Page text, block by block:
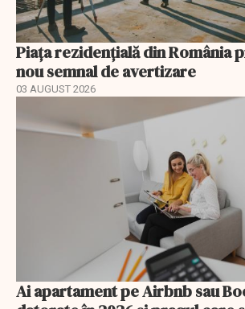
Piața rezidențială din România
nou semnal de avertizare
03 AUGUST 2026
Ai apartament pe Airbnb sau